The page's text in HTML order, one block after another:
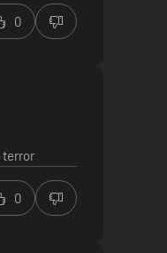
0
terror
0